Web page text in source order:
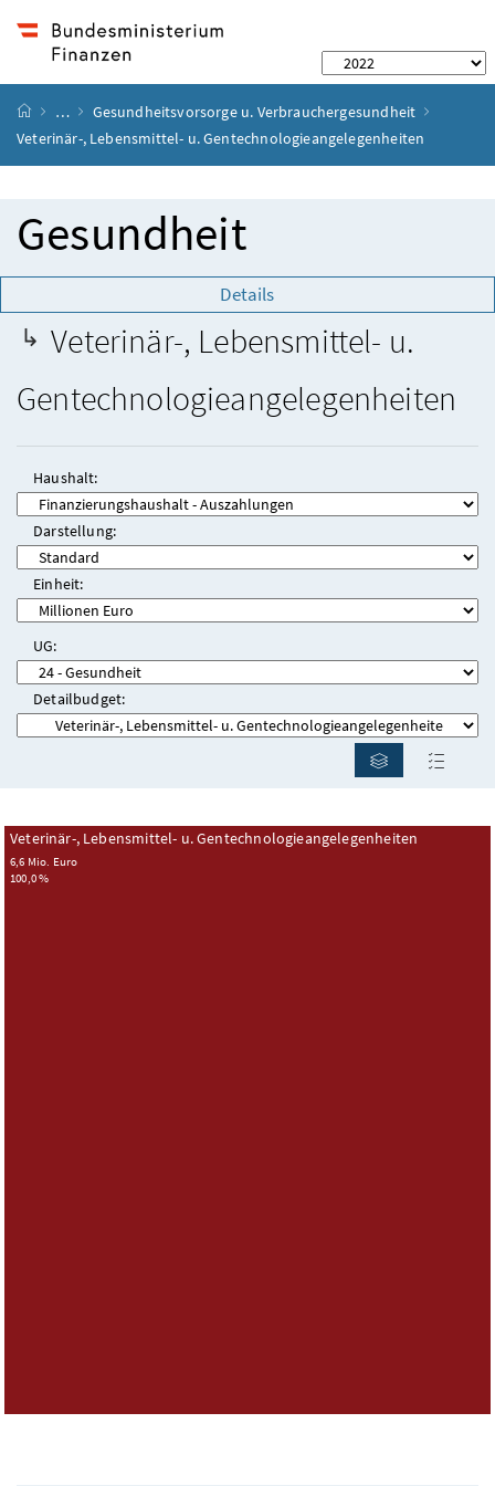
Startseite
…
Gesundheitsvorsorge u. Verbrauchergesundheit
Veterinär-, Lebensmittel- u. Gentechnologieangelegenheiten
Gesundheit
Details
Veterinär-, Lebensmittel- u.
Gentechnologieangelegenheiten
Haushalt:
Darstellung:
Einheit:
UG:
Detailbudget:
Diagramm
Veterinär-, Lebensmittel- u. Gentechnologieangelegenheiten
6,6 Mio. Euro
100,0 %